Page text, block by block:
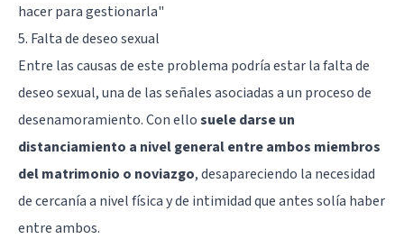
hacer para gestionarla"
5. Falta de deseo sexual
Entre las causas de este problema podría estar lafalta de
deseo sexual, una de las señales asociadas a un proceso de
desenamoramiento. Con ellosuele darse un
distanciamiento a nivel general entre ambos miembros
del matrimonio o noviazgo, desapareciendo la necesidad
de cercanía a nivel física y de intimidad que antes solía haber
entre ambos.